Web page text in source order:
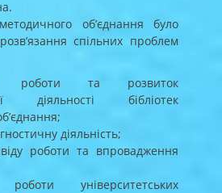
об’єднання було
спільних проблем
роботи та розвиток
діяльності бібліотек
діяльність;
роботи та впровадження
роботи університетських